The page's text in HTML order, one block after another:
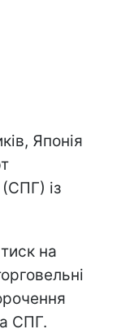
Японія
із
на
СПГ.